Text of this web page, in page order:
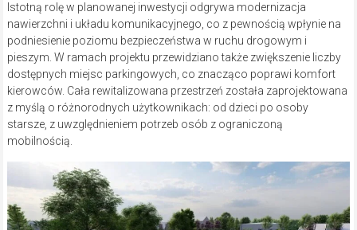
Istotną rolę w planowanej inwestycji odgrywa modernizacja
nawierzchni i układu komunikacyjnego, co z pewnością wpłynie na
podniesienie poziomu bezpieczeństwa w ruchu drogowym i
pieszym. W ramach projektu przewidziano także zwiększenie liczby
dostępnych miejsc parkingowych, co znacząco poprawi komfort
kierowców. Cała rewitalizowana przestrzeń została zaprojektowana
z myślą o różnorodnych użytkownikach: od dzieci po osoby
starsze, z uwzględnieniem potrzeb osób z ograniczoną
mobilnością.